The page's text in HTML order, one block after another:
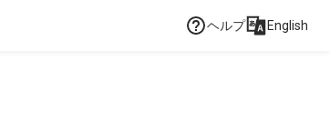
ヘルプ English